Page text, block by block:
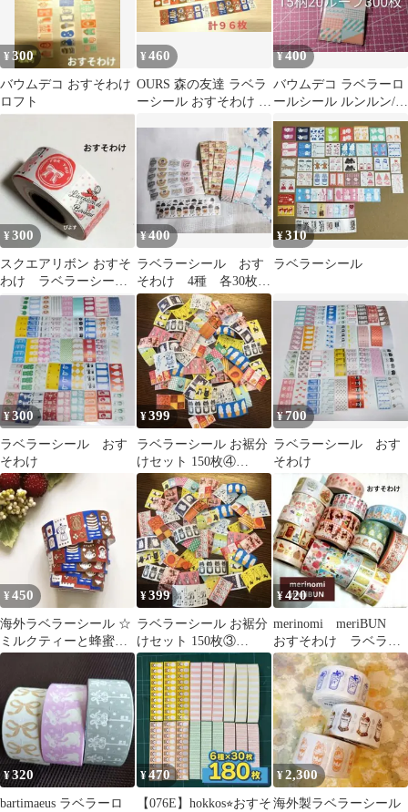
¥300
バウムデコ おすそわけ
ロフト
¥460
OURS 森の友達 ラベラ
ーシール おすそわけ ロ
¥400
バウムデコ ラベラーロ
ールシール ルンルン/シ
ュガーピンク 300枚
¥300
スクエアリボン おすそ
わけ ラベラーシー
ル 50枚 ラベラーロ
ールシール
¥400
ラベラーシール おす
そわけ 4種 各30枚
合計120枚
¥310
ラベラーシール
¥300
ラベラーシール おす
そわけ
¥399
ラベラーシール お裾分
けセット 150枚④
mizutama パンダファク
トリー
¥700
ラベラーシール おす
そわけ
¥450
海外ラベラーシール ☆
ミルクティーと蜂蜜
100枚 ☆ OURS
¥399
ラベラーシール お裾分
けセット 150枚③
mizutama パンダファク
トリー
¥420
merinomi meriBUN
おすそわけ ラベラー
シールセット ロール
シール
¥320
bartimaeus ラベラーロ
¥470
【076E】hokkos⭐︎おすそ
¥2,300
海外製ラベラーシール